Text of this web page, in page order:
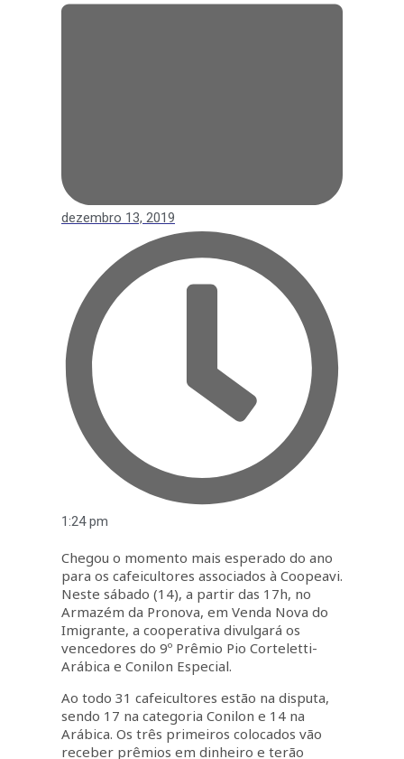
dezembro 13, 2019
1:24 pm
Chegou o momento mais esperado do ano
para os cafeicultores associados à Coopeavi.
Neste sábado (14), a partir das 17h, no
Armazém da Pronova, em Venda Nova do
Imigrante, a cooperativa divulgará os
vencedores do 9º Prêmio Pio Corteletti-
Arábica e Conilon Especial.
Ao todo 31 cafeicultores estão na disputa,
sendo 17 na categoria Conilon e 14 na
Arábica. Os três primeiros colocados vão
receber prêmios em dinheiro e terão